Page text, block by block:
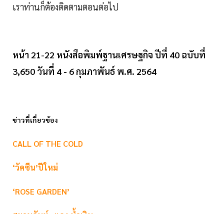
เราท่านก็ต้องติดตามตอนต่อไป
หน้า 21-22 หนังสือพิมพ์ฐานเศรษฐกิจ ปีที่ 40 ฉบับที่
3,650 วันที่ 4 - 6 กุมภาพันธ์ พ.ศ. 2564
ข่าวที่เกี่ยวข้อง
CALL OF THE COLD
‘วัคซีน’ปีใหม่
‘ROSE GARDEN’